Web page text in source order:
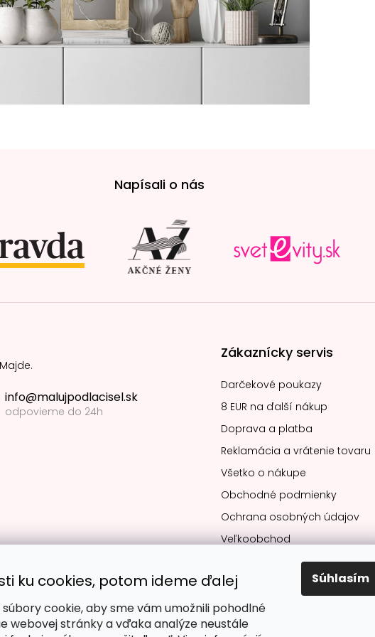
ku cookies, potom ideme ďalej
cookie, aby sme vám umožnili pohodlné
webovej stránky a vďaka analýze neustále
Súhlasím
Napísali o nás
info@malujpodlacisel.sk
odpovieme do 24h
Zákaznícky servis
Darčekové poukazy
8 EUR na ďalší nákup
Doprava a platba
Reklamácia a vrátenie tovaru
Všetko o nákupe
Obchodné podmienky
Ochrana osobných údajov
Veľkoobchod
Obľúbené spôsoby platby: